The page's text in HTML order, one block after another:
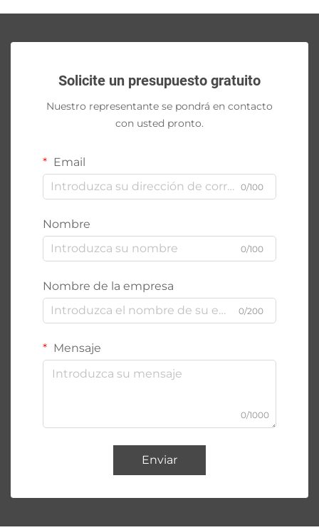
Solicite un presupuesto gratuito
Nuestro representante se pondrá en contacto
con usted pronto.
Email
0/100
Nombre
0/100
Nombre de la empresa
0/200
Mensaje
0/1000
Enviar